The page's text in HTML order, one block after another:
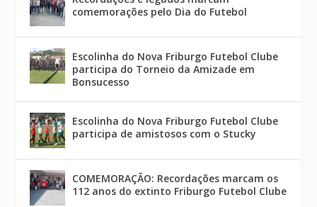
comemorações pelo Dia do Futebol
Escolinha do Nova Friburgo Futebol Clube
participa do Torneio da Amizade em
Bonsucesso
Escolinha do Nova Friburgo Futebol Clube
participa de amistosos com o Stucky
COMEMORAÇÃO: Recordações marcam os
112 anos do extinto Friburgo Futebol Clube